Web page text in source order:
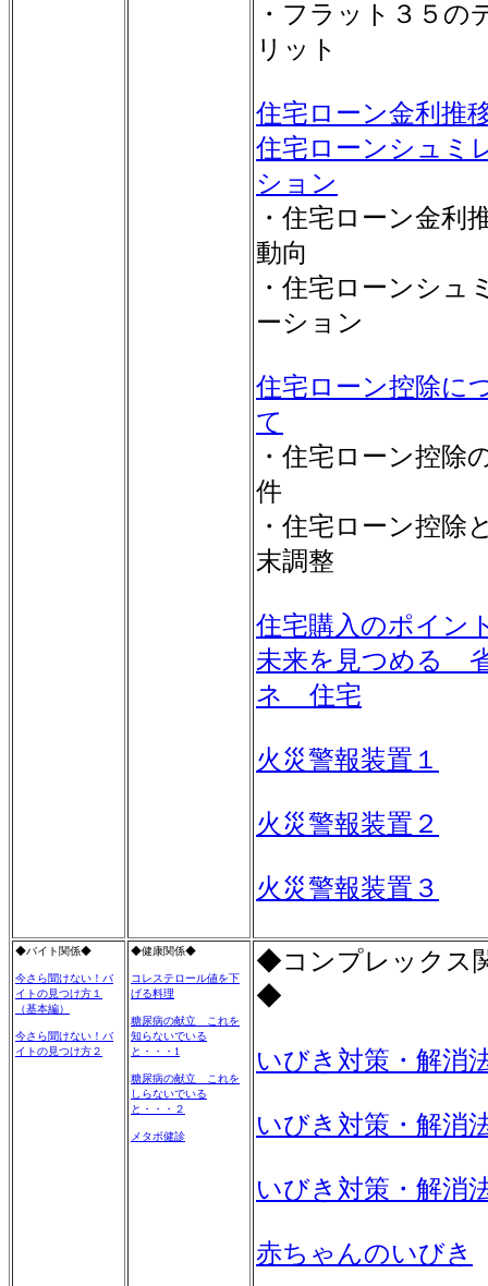
・フラット３５の
リット
住宅ローン金利推
住宅ローンシュミ
ション
・住宅ローン金利
動向
・住宅ローンシュ
ーション
住宅ローン控除に
て
・住宅ローン控除
件
・住宅ローン控除
末調整
住宅購入のポイン
未来を見つめる
ネ 住宅
火災警報装置１
火災警報装置２
火災警報装置３
◆バイト関係◆
今さら聞けない！バ
イトの見つけ方１
（基本編）
今さら聞けない！バ
イトの見つけ方２
◆健康関係◆
コレステロール値を下
げる料理
糖尿病の献立 これを
知らないでいる
と・・・1
糖尿病の献立 これを
しらないでいる
と・・・２
メタボ健診
◆コンプレックス
◆
いびき対策・解消
いびき対策・解消
いびき対策・解消
赤ちゃんのいびき